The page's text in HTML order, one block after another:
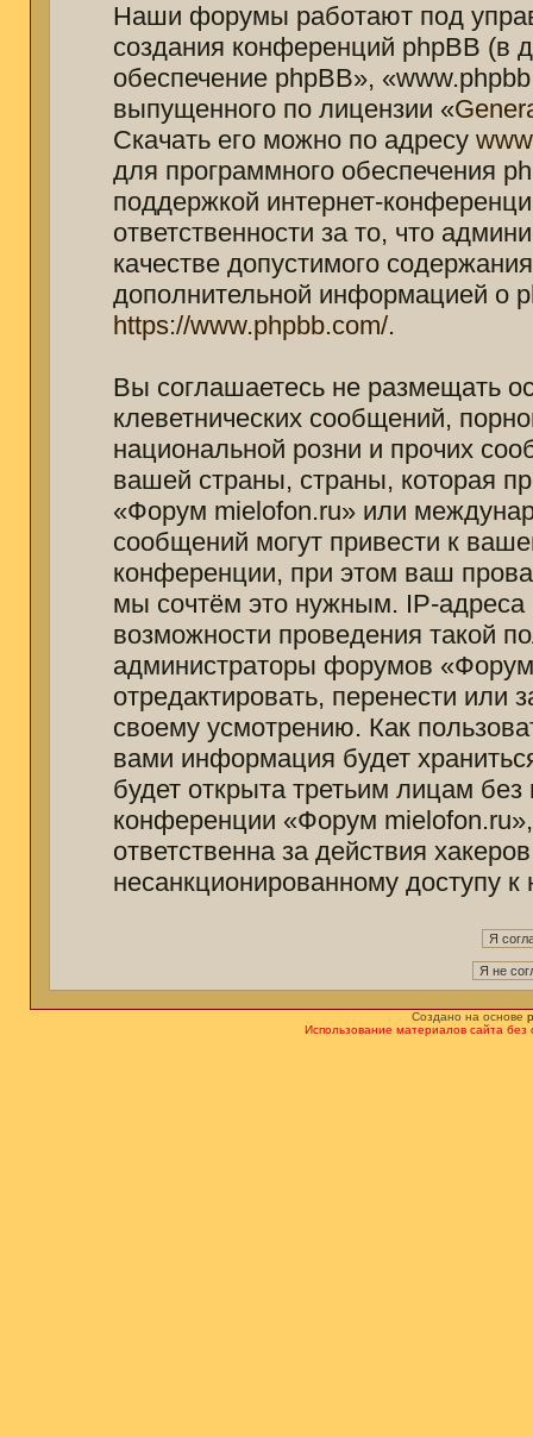
Наши форумы работают под
создания конференций phpBB (в
обеспечение phpBB»,
выпущенного по лицензии «
Скачать его можно по адресу
для программного обеспечения
поддержкой интернет-
ответственности за то, что
качестве допустимого
дополнительной информацией о
https://www.phpbb.com/.
Вы соглашаетесь не размещать
клеветнических сообщений,
национальной розни и прочих
вашей страны, страны, которая
«Форум mielofon.ru» или
сообщений могут привести к
конференции, при этом ваш
мы сочтём это нужным. IP-
возможности проведения такой
администраторы форумов
отредактировать, перенести
своему усмотрению. Как
вами информация будет
будет открыта третьим лицам
конференции «Форум
ответственна за действия
несанкционированному доступу к
Создано на основе
Использование материалов сайта